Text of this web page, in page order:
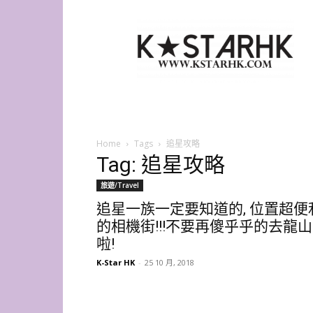
Star
HK
Home Tags 追星攻略
Tag: 追星攻略
旅遊/Travel
追星一族一定要知道的, 位置超便
的相機街!!!不要再傻乎乎的去龍山
啦!
K-Star HK - 25 10 月, 2018